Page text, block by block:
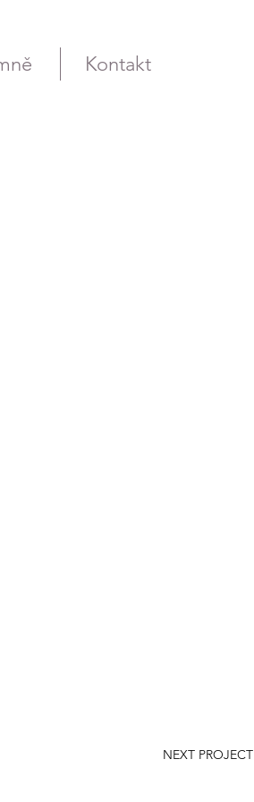
Kontakt
NEXT PROJECT